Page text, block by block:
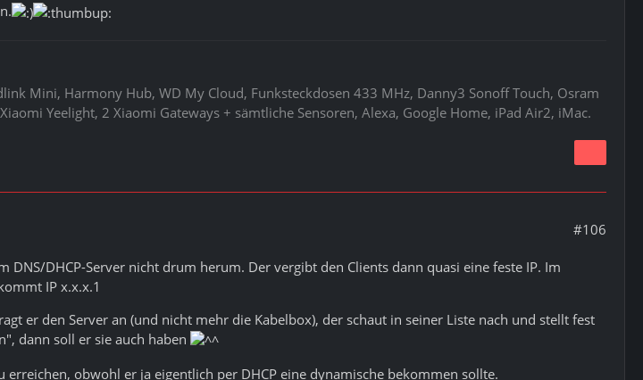
Mini, Harmony Hub, WD My Cloud, Funksteckdosen 433 MHz, Danny3 Sonoff Touch, Osram
Yeelight, 2 Xiaomi Gateways + sämtliche Sensoren, Alexa, Google Home, iPad Air2, iMac.
#106
DHCP-Server nicht drum herum. Der vergibt den Clients dann quasi eine feste IP. Im
IP x.x.x.1
er den Server an (und nicht mehr die Kabelbox), der schaut in seiner Liste nach und stellt fest
dann soll er sie auch haben
obwohl er ja eigentlich per DHCP eine dynamische bekommen sollte.